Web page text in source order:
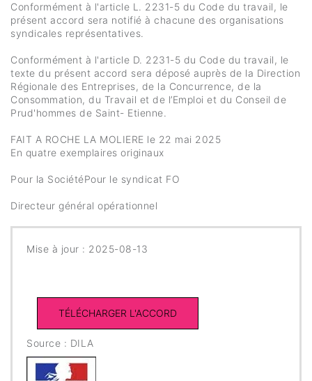
Conformément à l'article L. 2231-5 du Code du travail, le
présent accord sera notifié à chacune des organisations
syndicales représentatives.
Conformément à l'article D. 2231-5 du Code du travail, le
texte du présent accord sera déposé auprès de la Direction
Régionale des Entreprises, de la Concurrence, de la
Consommation, du Travail et de l’Emploi et du Conseil de
Prud'hommes de Saint- Etienne.
FAIT A ROCHE LA MOLIERE le 22 mai 2025
En quatre exemplaires originaux
Pour la SociétéPour le syndicat FO
Directeur général opérationnel
Mise à jour : 2025-08-13
Source : DILA